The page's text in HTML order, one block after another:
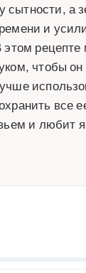
а
и
чтобы
все
и любит